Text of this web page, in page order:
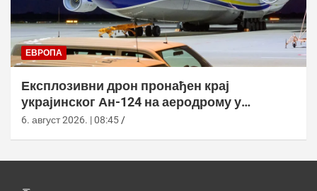
ЕВРОПА
Експлозивни дрон пронађен крај
украјинског Ан-124 на аеродрому у
Лајпцигу
6. август 2026. | 08:45